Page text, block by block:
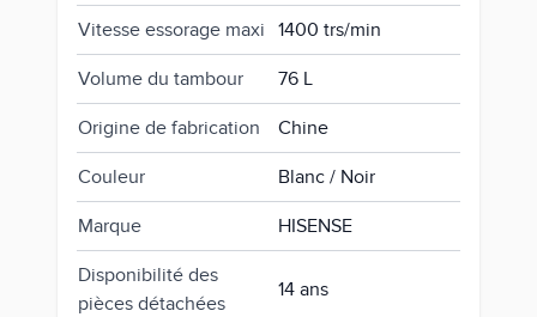
Vitesse essorage maxi 1400 trs/min
Volume du tambour 76 L
Origine de fabrication Chine
Couleur Blanc / Noir
Marque HISENSE
Disponibilité des
pièces détachées
14 ans